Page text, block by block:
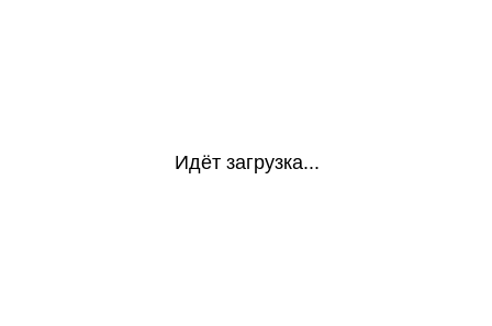
Идёт загрузка...